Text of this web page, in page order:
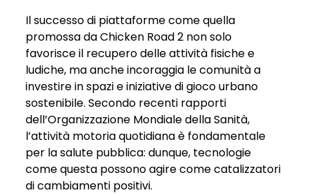
Il successo di piattaforme come quella
promossa da Chicken Road 2 non solo
favorisce il recupero delle attività fisiche e
ludiche, ma anche incoraggia le comunità a
investire in spazi e iniziative di gioco urbano
sostenibile. Secondo recenti rapporti
dell’Organizzazione Mondiale della Sanità,
l’attività motoria quotidiana è fondamentale
per la salute pubblica: dunque, tecnologie
come questa possono agire come catalizzatori
di cambiamenti positivi.